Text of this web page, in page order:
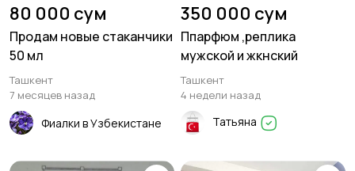
80 000 сум
Продам новые стаканчики
50 мл
Ташкент
7 месяцев назад
Фиалки в Узбекистане
350 000 сум
Ппарфюм ,реплика
мужской и жкнский
Ташкент
4 недели назад
Татьяна